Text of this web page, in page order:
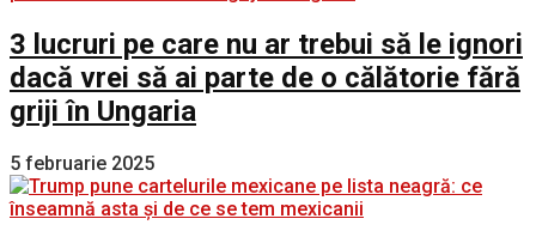
3 lucruri pe care nu ar trebui să le ignori
dacă vrei să ai parte de o călătorie fără
griji în Ungaria
5 februarie 2025